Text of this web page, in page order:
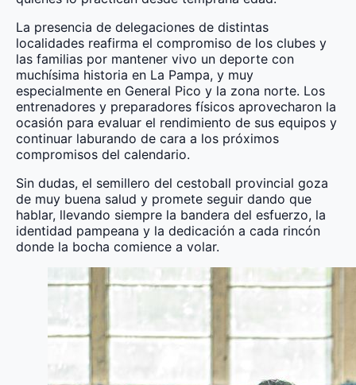
La presencia de delegaciones de distintas
localidades reafirma el compromiso de los clubes y
las familias por mantener vivo un deporte con
muchísima historia en La Pampa, y muy
especialmente en General Pico y la zona norte. Los
entrenadores y preparadores físicos aprovecharon la
ocasión para evaluar el rendimiento de sus equipos y
continuar laburando de cara a los próximos
compromisos del calendario.
Sin dudas, el semillero del cestoball provincial goza
de muy buena salud y promete seguir dando que
hablar, llevando siempre la bandera del esfuerzo, la
identidad pampeana y la dedicación a cada rincón
donde la bocha comience a volar.